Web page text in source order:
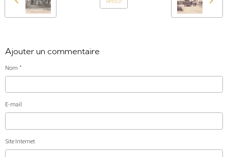
Ajouter un commentaire
Nom
E-mail
Site Internet